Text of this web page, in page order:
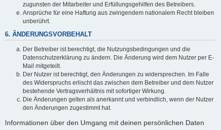
zugunsten der Mitarbeiter und Erfüllungsgehilfen des Betreibers.
Ansprüche für eine Haftung aus zwingendem nationalem Recht bleiben
unberührt.
6. ÄNDERUNGSVORBEHALT
Der Betreiber ist berechtigt, die Nutzungsbedingungen und die
Datenschutzerklärung zu ändern. Die Änderung wird dem Nutzer per E-
Mail mitgeteilt.
Der Nutzer ist berechtigt, den Änderungen zu widersprechen. Im Falle
des Widerspruchs erlischt das zwischen dem Betreiber und dem Nutzer
bestehende Vertragsverhältnis mit sofortiger Wirkung.
Die Änderungen gelten als anerkannt und verbindlich, wenn der Nutzer
den Änderungen zugestimmt hat.
Informationen über den Umgang mit deinen persönlichen Daten